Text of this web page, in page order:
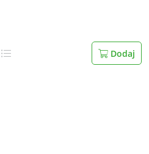
Dodaj